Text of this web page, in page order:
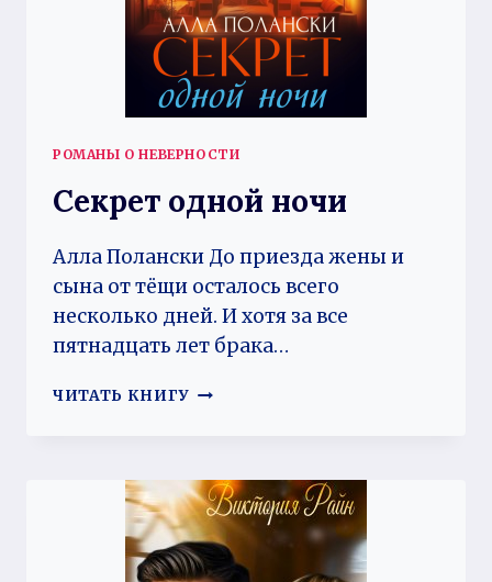
РОМАНЫ О НЕВЕРНОСТИ
Секрет одной ночи
Алла Полански До приезда жены и
сына от тёщи осталось всего
несколько дней. И хотя за все
пятнадцать лет брака…
ЧИТАТЬ КНИГУ СЕКРЕТ